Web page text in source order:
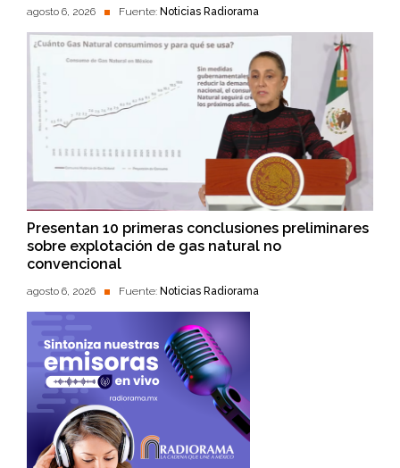
agosto 6, 2026 Fuente: Noticias Radiorama
Presentan 10 primeras conclusiones preliminares
sobre explotación de gas natural no
convencional
agosto 6, 2026 Fuente: Noticias Radiorama